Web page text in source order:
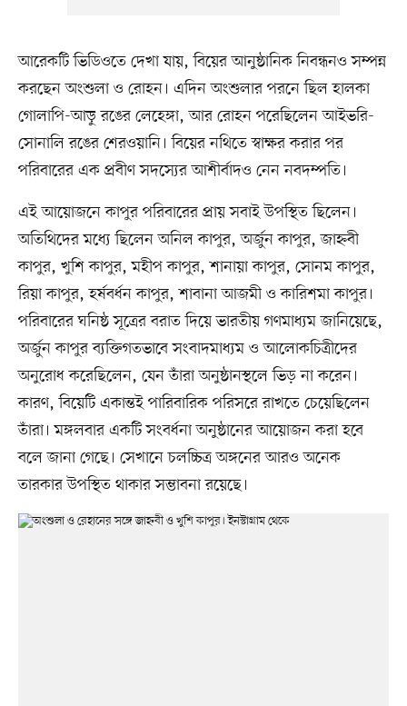
আরেকটি ভিডিওতে দেখা যায়, বিয়ের আনুষ্ঠানিক নিবন্ধনও সম্পন্ন
করছেন অংশুলা ও রোহন। এদিন অংশুলার পরনে ছিল হালকা
গোলাপি-আড়ু রঙের লেহেঙ্গা, আর রোহন পরেছিলেন আইভরি-
সোনালি রঙের শেরওয়ানি। বিয়ের নথিতে স্বাক্ষর করার পর
পরিবারের এক প্রবীণ সদস্যের আশীর্বাদও নেন নবদম্পতি।
এই আয়োজনে কাপুর পরিবারের প্রায় সবাই উপস্থিত ছিলেন।
অতিথিদের মধ্যে ছিলেন অনিল কাপুর, অর্জুন কাপুর, জাহ্নবী
কাপুর, খুশি কাপুর, মহীপ কাপুর, শানায়া কাপুর, সোনম কাপুর,
রিয়া কাপুর, হর্ষবর্ধন কাপুর, শাবানা আজমী ও কারিশমা কাপুর।
পরিবারের ঘনিষ্ঠ সূত্রের বরাত দিয়ে ভারতীয় গণমাধ্যম জানিয়েছে,
অর্জুন কাপুর ব্যক্তিগতভাবে সংবাদমাধ্যম ও আলোকচিত্রীদের
অনুরোধ করেছিলেন, যেন তাঁরা অনুষ্ঠানস্থলে ভিড় না করেন।
কারণ, বিয়েটি একান্তই পারিবারিক পরিসরে রাখতে চেয়েছিলেন
তাঁরা। মঙ্গলবার একটি সংবর্ধনা অনুষ্ঠানের আয়োজন করা হবে
বলে জানা গেছে। সেখানে চলচ্চিত্র অঙ্গনের আরও অনেক
তারকার উপস্থিত থাকার সম্ভাবনা রয়েছে।